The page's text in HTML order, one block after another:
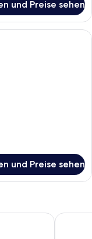
und Preise sehen
mit einem Bett,
und Preise sehen